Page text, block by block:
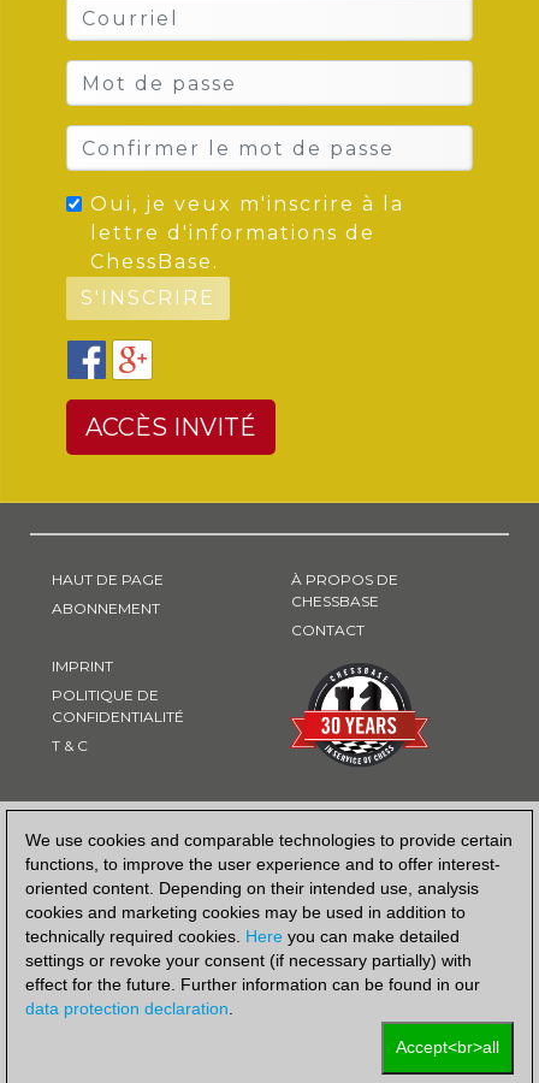
We use cookies and comparable technologies to provide certain
functions, to improve the user experience and to offer interest-
oriented content. Depending on their intended use, analysis
cookies and marketing cookies may be used in addition to
technically required cookies. Here you can make detailed
settings or revoke your consent (if necessary partially) with
effect for the future. Further information can be found in our
data protection declaration.
Accept<br>all
Oui, je veux m'inscrire à la
lettre d'informations de
ChessBase.
ACCÈS INVITÉ
HAUT DE PAGE
ABONNEMENT
IMPRINT
POLITIQUE DE
CONFIDENTIALITÉ
T & C
À PROPOS DE
CHESSBASE
CONTACT
MOYEN DE PAIEMENT